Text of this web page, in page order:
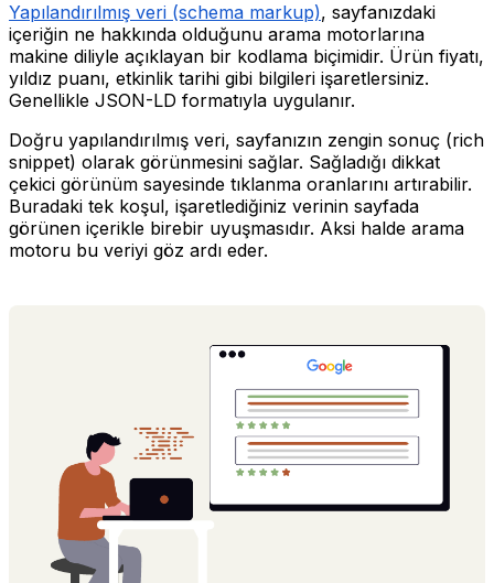
Yapılandırılmış veri (schema markup), sayfanızdaki
içeriğin ne hakkında olduğunu arama motorlarına
makine diliyle açıklayan bir kodlama biçimidir. Ürün fiyatı,
yıldız puanı, etkinlik tarihi gibi bilgileri işaretlersiniz.
Genellikle JSON-LD formatıyla uygulanır.
Doğru yapılandırılmış veri, sayfanızın zengin sonuç (rich
snippet) olarak görünmesini sağlar. Sağladığı dikkat
çekici görünüm sayesinde tıklanma oranlarını artırabilir.
Buradaki tek koşul, işaretlediğiniz verinin sayfada
görünen içerikle birebir uyuşmasıdır. Aksi halde arama
motoru bu veriyi göz ardı eder.